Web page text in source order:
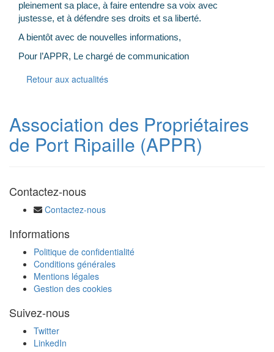
pleinement sa place, à faire entendre sa voix avec
justesse, et à défendre ses droits et sa liberté.
A bientôt avec de nouvelles informations,
Pour l’APPR, Le chargé de communication
Retour aux actualités
Association des Propriétaires
de Port Ripaille (APPR)
Contactez-nous
Contactez-nous
Informations
Politique de confidentialité
Conditions générales
Mentions légales
Gestion des cookies
Suivez-nous
Twitter
LinkedIn